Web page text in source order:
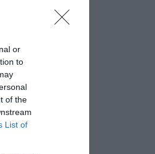
or
to
of the
List of